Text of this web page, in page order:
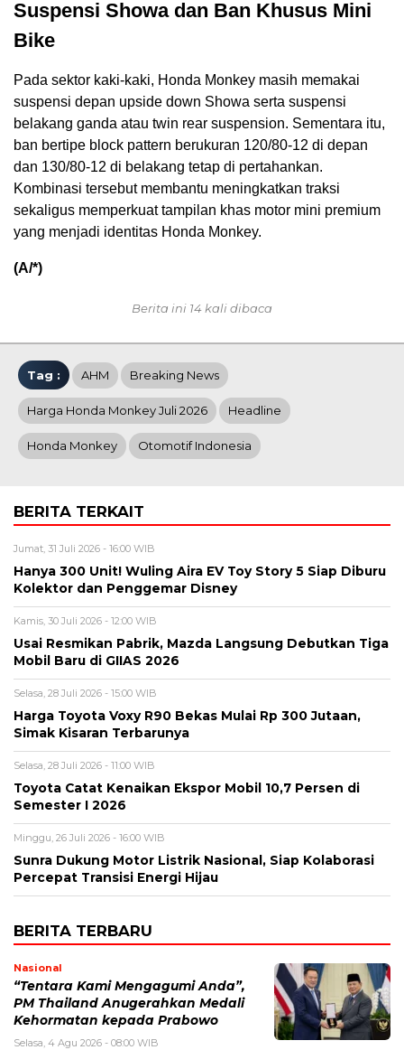
Suspensi Showa dan Ban Khusus Mini
Bike
Pada sektor kaki-kaki, Honda Monkey masih memakai
suspensi depan upside down Showa serta suspensi
belakang ganda atau twin rear suspension. Sementara itu,
ban bertipe block pattern berukuran 120/80-12 di depan
dan 130/80-12 di belakang tetap di pertahankan.
Kombinasi tersebut membantu meningkatkan traksi
sekaligus memperkuat tampilan khas motor mini premium
yang menjadi identitas Honda Monkey.
(A/*)
Berita ini 14 kali dibaca
Tag : AHM Breaking News
Harga Honda Monkey Juli 2026 Headline
Honda Monkey Otomotif Indonesia
BERITA TERKAIT
Jumat, 31 Juli 2026 - 16:00 WIB
Hanya 300 Unit! Wuling Aira EV Toy Story 5 Siap Diburu
Kolektor dan Penggemar Disney
Kamis, 30 Juli 2026 - 12:00 WIB
Usai Resmikan Pabrik, Mazda Langsung Debutkan Tiga
Mobil Baru di GIIAS 2026
Selasa, 28 Juli 2026 - 15:00 WIB
Harga Toyota Voxy R90 Bekas Mulai Rp 300 Jutaan,
Simak Kisaran Terbarunya
Selasa, 28 Juli 2026 - 11:00 WIB
Toyota Catat Kenaikan Ekspor Mobil 10,7 Persen di
Semester I 2026
Minggu, 26 Juli 2026 - 16:00 WIB
Sunra Dukung Motor Listrik Nasional, Siap Kolaborasi
Percepat Transisi Energi Hijau
BERITA TERBARU
Nasional
“Tentara Kami Mengagumi Anda”,
PM Thailand Anugerahkan Medali
Kehormatan kepada Prabowo
Selasa, 4 Agu 2026 - 08:00 WIB